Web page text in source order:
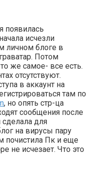
исчезли
личном блоге в
Потом
же самое- все есть.
отсутствуют.
в аккаунт на
там по
, но опять стр-ца
сообщения после
сделала для
на вирусы пару
почистила Пк и еще
не исчезает. Что это